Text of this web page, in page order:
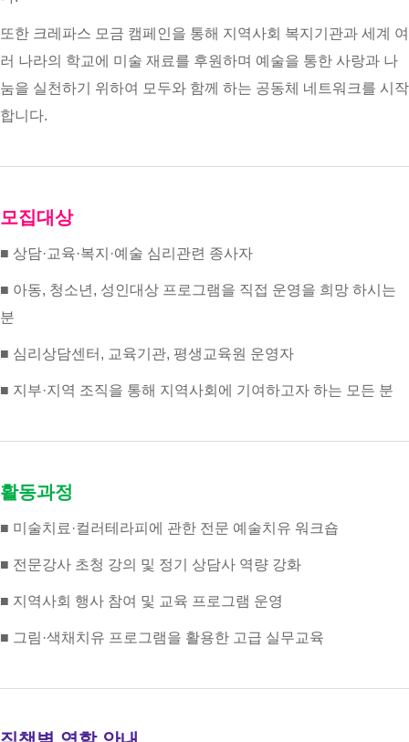
또한 크레파스 모금 캠페인을 통해 지역사회 복지기관과 세계 여
러 나라의 학교에 미술 재료를 후원하며 예술을 통한 사랑과 나
눔을 실천하기 위하여 모두와 함께 하는 공동체 네트워크를 시작
합니다.
모집대상
■ 상담·교육·복지·예술 심리관련 종사자
■ 아동, 청소년, 성인대상 프로그램을 직접 운영을 희망 하시는
분
■ 심리상담센터, 교육기관, 평생교육원 운영자
■ 지부·지역 조직을 통해 지역사회에 기여하고자 하는 모든 분
활동과정
■ 미술치료·컬러테라피에 관한 전문 예술치유 워크숍
■ 전문강사 초청 강의 및 정기 상담사 역량 강화
■ 지역사회 행사 참여 및 교육 프로그램 운영
■ 그림·색채치유 프로그램을 활용한 고급 실무교육